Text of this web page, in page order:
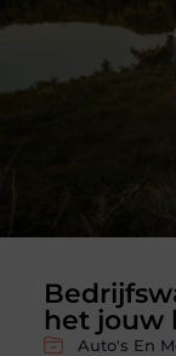
het jouw
Auto's En